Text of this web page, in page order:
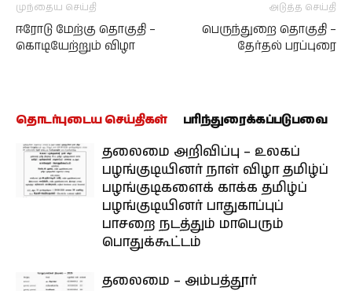
முந்தைய செய்தி
ஈரோடு மேற்கு தொகுதி –
கொடியேற்றும் விழா
அடுத்த செய்தி
பெருந்துறை தொகுதி –
தேர்தல் பரப்புரை
தொடர்புடைய செய்திகள் பரிந்துரைக்கப்படுபவை
தலைமை அறிவிப்பு – உலகப்
பழங்குடியினர் நாள் விழா தமிழ்ப்
பழங்குடிகளைக் காக்க தமிழ்ப்
பழங்குடியினர் பாதுகாப்புப்
பாசறை நடத்தும் மாபெரும்
பொதுக்கூட்டம்
தலைமை – அம்பத்தூர்